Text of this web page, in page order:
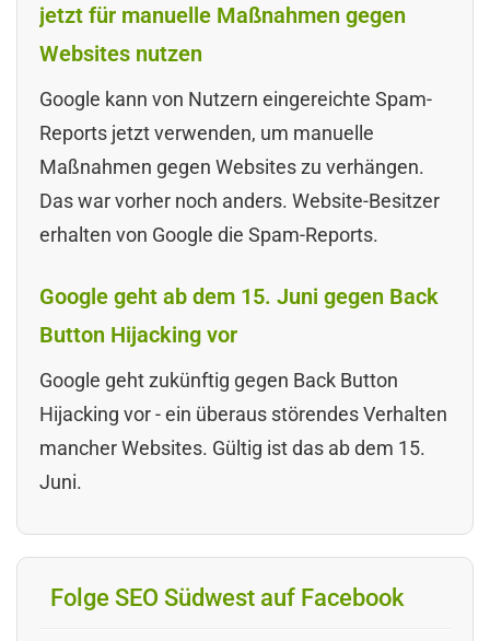
jetzt für manuelle Maßnahmen gegen
Websites nutzen
Google kann von Nutzern eingereichte Spam-
Reports jetzt verwenden, um manuelle
Maßnahmen gegen Websites zu verhängen.
Das war vorher noch anders. Website-Besitzer
erhalten von Google die Spam-Reports.
Google geht ab dem 15. Juni gegen Back
Button Hijacking vor
Google geht zukünftig gegen Back Button
Hijacking vor - ein überaus störendes Verhalten
mancher Websites. Gültig ist das ab dem 15.
Juni.
Folge SEO Südwest auf Facebook